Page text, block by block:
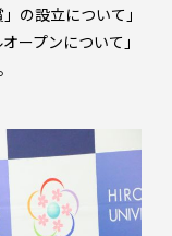
の設立について」
ープンについて」